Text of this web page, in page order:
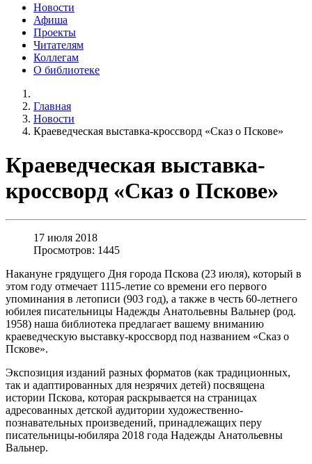
Новости
Афиша
Проекты
Читателям
Коллегам
О библиотеке
Главная
Новости
Краеведческая выставка-кроссворд «Сказ о Пскове»
Краеведческая выставка-
кроссворд «Сказ о Пскове»
17 июля 2018
Просмотров: 1445
Накануне грядущего Дня города Пскова (23 июля), который в
этом году отмечает 1115-летие со времени его первого
упоминания в летописи (903 год), а также в честь 60-летнего
юбилея писательницы Надежды Анатольевны Вальнер (род.
1958) наша библиотека предлагает вашему вниманию
краеведческую выставку-кроссворд под названием «Сказ о
Пскове».
Экспозиция изданий разных форматов (как традиционных,
так и адаптированных для незрячих детей) посвящена
истории Пскова, которая раскрывается на страницах
адресованных детской аудитории художественно-
познавательных произведений, принадлежащих перу
писательницы-юбиляра 2018 года Надежды Анатольевны
Вальнер.